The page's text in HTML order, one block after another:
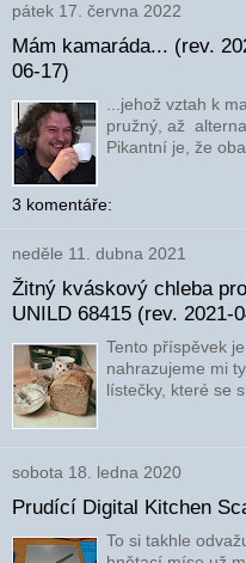
pátek 17. června 2022
Mám kamaráda... (rev.
06-17)
...jehož vztah k
pružný, až
Pikantní je, že
3 komentáře:
neděle 11. dubna 2021
Žitný kváskový chleba pro
UNILD 68415 (rev. 2021-
Tento příspěvek
nahrazujeme mi
lístečky, které se
sobota 18. ledna 2020
Prudící Digital Kitchen
To si takhle